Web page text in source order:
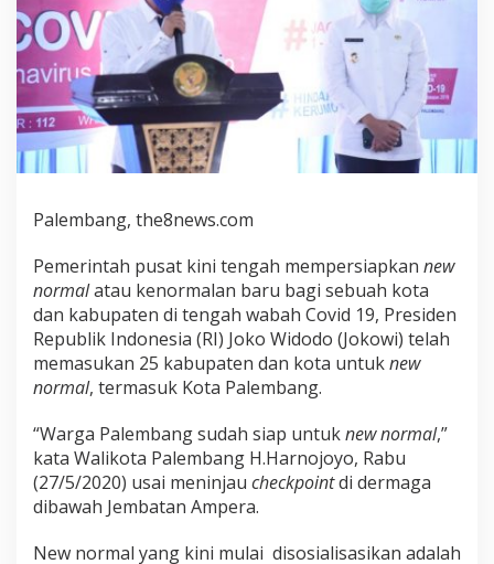
Palembang, the8news.com
Pemerintah pusat kini tengah mempersiapkan new
normalatau kenormalan baru bagi sebuah kota
dan kabupaten di tengah wabah Covid 19, Presiden
Republik Indonesia (RI) Joko Widodo (Jokowi) telah
memasukan 25 kabupaten dan kota untuknew
normal, termasuk Kota Palembang.
“Warga Palembang sudah siap untuknew normal,”
kata Walikota Palembang H.Harnojoyo, Rabu
(27/5/2020) usai meninjau checkpointdi dermaga
dibawah Jembatan Ampera.
New normal yang kini mulai disosialisasikan adalah